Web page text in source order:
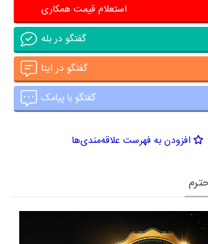
استعلام قیمت همکاری
گفتگو در بله
گفتگو در ایتا
گفتگو با پیامک
افزودن به فهرست علاقه‌مندی‌ها